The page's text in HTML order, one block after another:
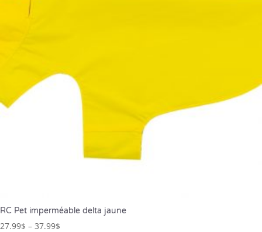
RC Pet imperméable delta jaune
27.99$ – 37.99$